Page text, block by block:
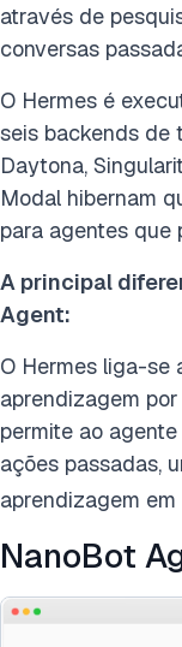
através de
conversas
O Hermes é
seis backends de
Daytona,
Modal hibernam
para agentes que
A principal
Agent:
O Hermes liga-se
aprendizagem
permite ao
ações passadas,
aprendizagem
NanoBot